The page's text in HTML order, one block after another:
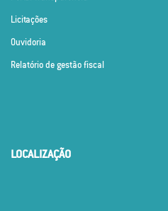
Licitações
Ouvidoria
Relatório de gestão fiscal
LOCALIZAÇÃO